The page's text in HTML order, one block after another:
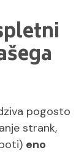
pogosto
strank,
eno